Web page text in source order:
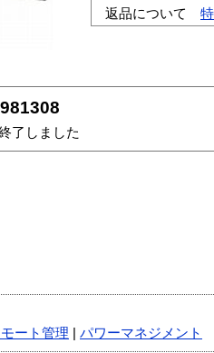
返品について
了しました
モート管理 パワーマネジメント